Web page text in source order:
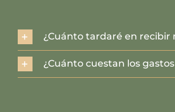
¿Cuánto tardaré en recibir
¿Cuánto cuestan los